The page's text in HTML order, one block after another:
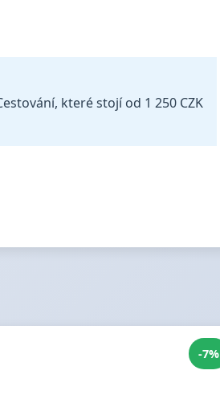
které stojí od 1 250 CZK
-7%